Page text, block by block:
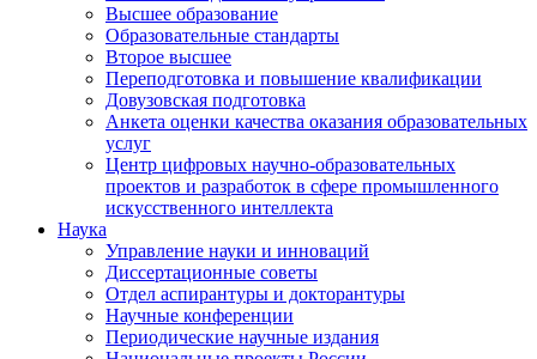
Высшее образование
Образовательные стандарты
Второе высшее
Переподготовка и повышение квалификации
Довузовская подготовка
Анкета оценки качества оказания образовательных
услуг
Центр цифровых научно-образовательных
проектов и разработок в сфере промышленного
искусственного интеллекта
Наука
Управление науки и инноваций
Диссертационные советы
Отдел аспирантуры и докторантуры
Научные конференции
Периодические научные издания